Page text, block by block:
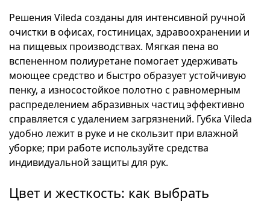
Решения Vileda созданы для интенсивной ручной
очистки в офисах, гостиницах, здравоохранении и
на пищевых производствах. Мягкая пена во
вспененном полиуретане помогает удерживать
моющее средство и быстро образует устойчивую
пенку, а износостойкое полотно с равномерным
распределением абразивных частиц эффективно
справляется с удалением загрязнений. Губка Vileda
удобно лежит в руке и не скользит при влажной
уборке; при работе используйте средства
индивидуальной защиты для рук.
Цвет и жесткость: как выбрать